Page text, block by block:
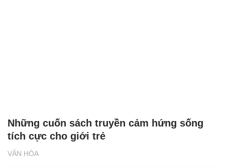
VĂN HÓA
Những cuốn sách truyền cảm hứng sống
tích cực cho giới trẻ